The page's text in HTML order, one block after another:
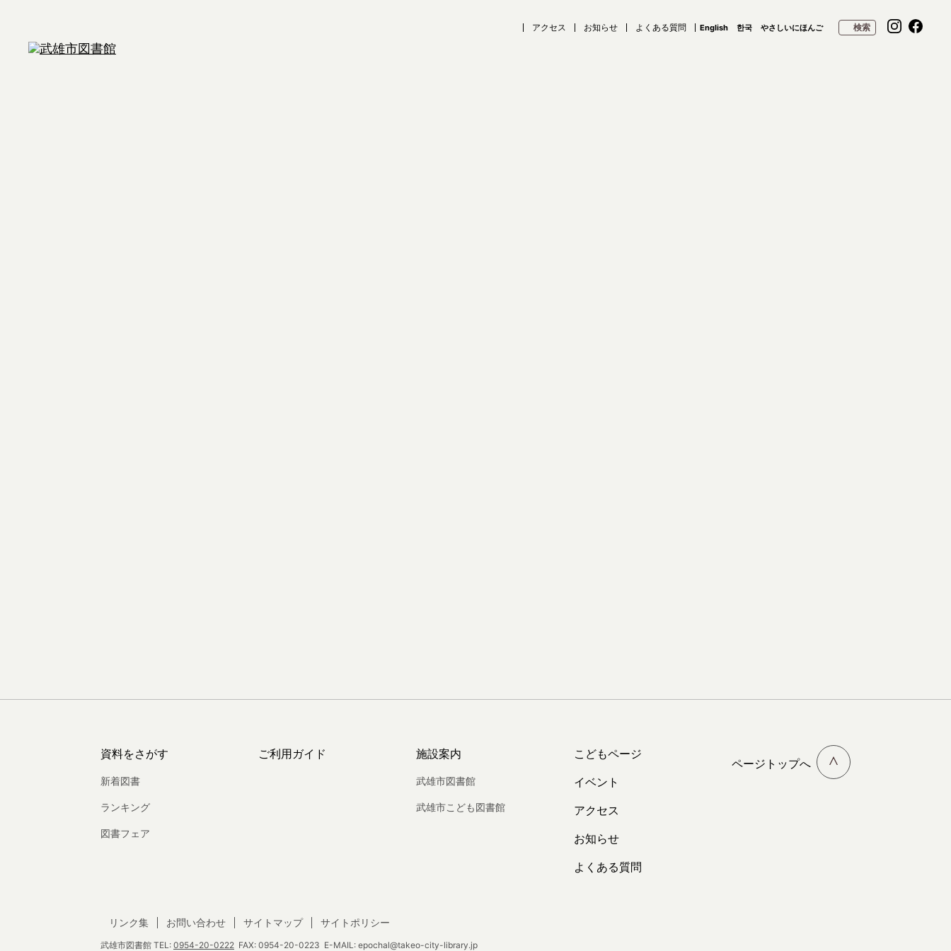
アクセス お知らせ よくある質問 English 한국 やさしいにほんご 検索
資料をさがす
新着図書
ランキング
図書フェア
ご利用ガイド 施設案内
武雄市図書館
武雄市こども図書館
こどもページ
イベント
アクセス
お知らせ
よくある質問
ページトップへ
武雄市図書館 TEL: 0954-20-0222 FAX: 0954-20-0223 E-MAIL: epochal@takeo-city-library.jp
リンク集 お問い合わせ サイトマップ サイトポリシー